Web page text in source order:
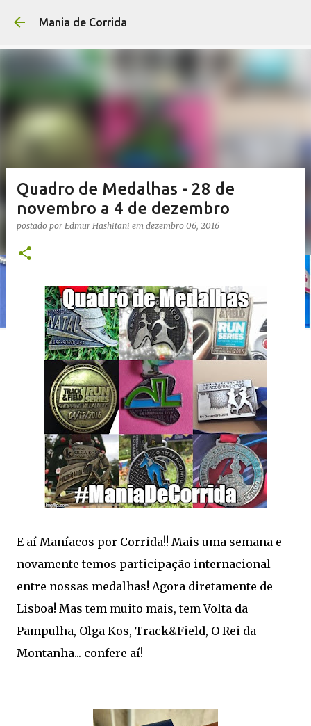
Mania de Corrida
Quadro de Medalhas - 28 de
novembro a 4 de dezembro
postado por Edmur Hashitani em dezembro 06, 2016
E aí Maníacos por Corrida!! Mais uma semana e
novamente temos participação internacional
entre nossas medalhas! Agora diretamente de
Lisboa! Mas tem muito mais, tem Volta da
Pampulha, Olga Kos, Track&Field, O Rei da
Montanha... confere aí!